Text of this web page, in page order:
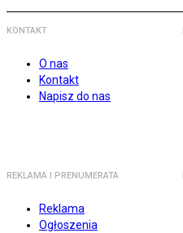
KONTAKT
O nas
Kontakt
Napisz do nas
REKLAMA I PRENUMERATA
Reklama
Ogłoszenia